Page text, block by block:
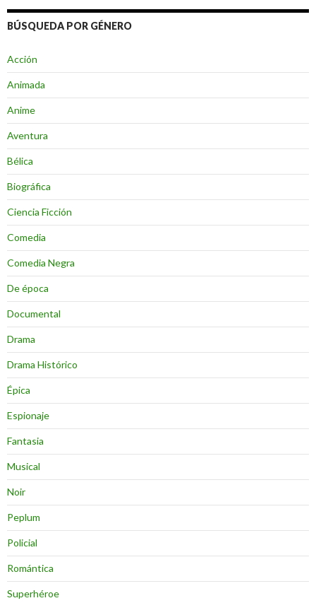
BÚSQUEDA POR GÉNERO
Acción
Animada
Anime
Aventura
Bélica
Biográfica
Ciencia Ficción
Comedia
Comedia Negra
De época
Documental
Drama
Drama Histórico
Épica
Espionaje
Fantasia
Musical
Noir
Peplum
Policial
Romántica
Superhéroe